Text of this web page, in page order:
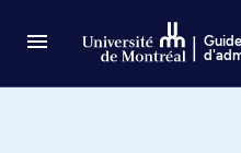
Guide